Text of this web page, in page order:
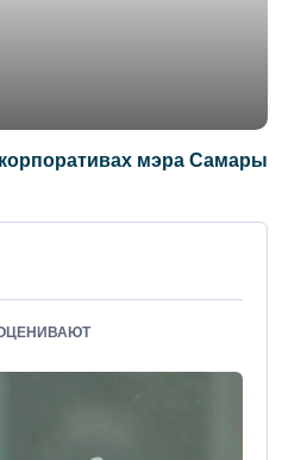
мэра Самары